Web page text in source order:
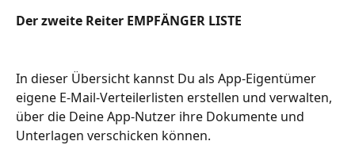
Der zweite Reiter EMPFÄNGER LISTE
In dieser Übersicht kannst Du als App-Eigentümer
eigene E-Mail-Verteilerlisten erstellen und verwalten,
über die Deine App-Nutzer ihre Dokumente und
Unterlagen verschicken können.